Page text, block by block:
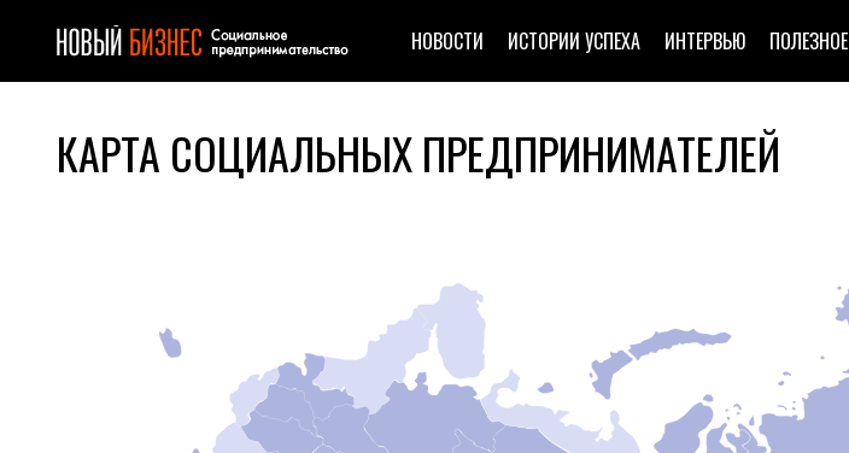
НОВОСТИ ИСТОРИИ УСПЕХА ИНТЕРВЬЮ ПОЛЕЗНОЕ
КАРТА СОЦИАЛЬНЫХ ПРЕДПРИНИМАТЕЛЕЙ